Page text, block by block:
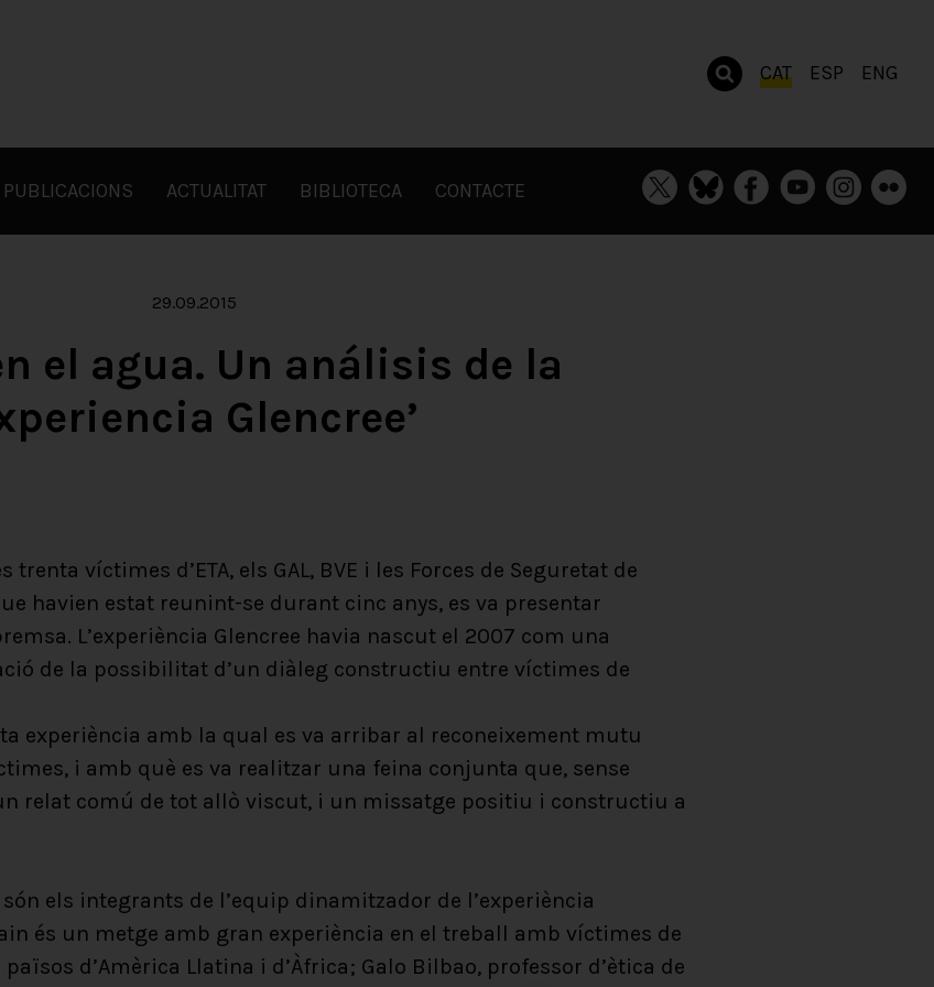
CAT ESP ENG
PUBLICACIONS ACTUALITAT BIBLIOTECA CONTACTE
29.09.2015
el agua. Un análisis de la
Glencree’
trenta víctimes d’ETA, els GAL, BVE i les Forces de Seguretat de
havien estat reunint-se durant cinc anys, es va presentar
L’experiència Glencree havia nascut el 2007 com una
de la possibilitat d’un diàleg constructiu entre víctimes de
experiència amb la qual es va arribar al reconeixement mutu
i amb què es va realitzar una feina conjunta que, sense
relat comú de tot allò viscut, i un missatge positiu i constructiu a
els integrants de l’equip dinamitzador de l’experiència
és un metge amb gran experiència en el treball amb víctimes de
d’Amèrica Llatina i d’Àfrica; Galo Bilbao, professor d’ètica de